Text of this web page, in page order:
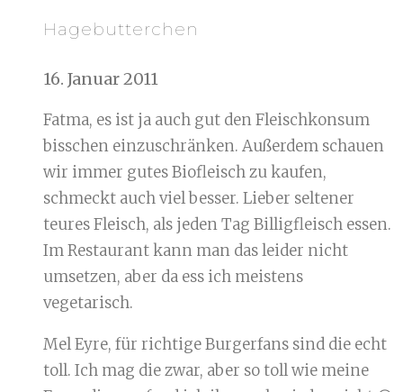
Hagebutterchen
16. Januar 2011
Fatma, es ist ja auch gut den Fleischkonsum
bisschen einzuschränken. Außerdem schauen
wir immer gutes Biofleisch zu kaufen,
schmeckt auch viel besser. Lieber seltener
teures Fleisch, als jeden Tag Billigfleisch essen.
Im Restaurant kann man das leider nicht
umsetzen, aber da ess ich meistens
vegetarisch.
Mel Eyre, für richtige Burgerfans sind die echt
toll. Ich mag die zwar, aber so toll wie meine